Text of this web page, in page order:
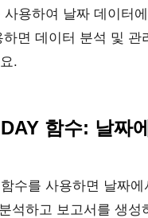
용하여 날짜 데이터
면 데이터 분석 및
.
함수: 날짜
수를 사용하면 날짜
석하고 보고서를 생